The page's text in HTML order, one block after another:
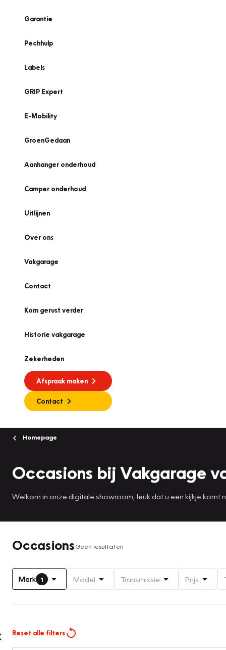
Garantie
Pechhulp
Labels
GRIP Expert
E-Mobility
GroenGedaan
Aanhanger onderhoud
Camper onderhoud
Uitlijnen
Over ons
Vakgarage
Contact
Kom gerust verder
Historie vakgarage
Zekerheden
Afspraak maken
Contact
Homepage
Occasions bij Vakgarage
Welkom in onze digitale showroom, leuk dat u een kijkje komt
OccasionsGeen resultaten
Merk 1 Model Transmissie Prijs
Reset alle filters